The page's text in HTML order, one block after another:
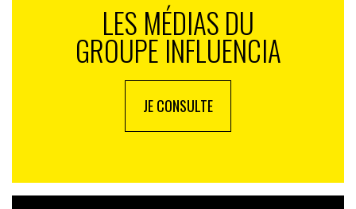
LES MÉDIAS DU
GROUPE INFLUENCIA
JE CONSULTE